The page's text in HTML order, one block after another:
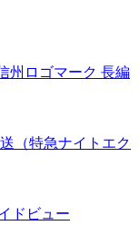
州ロゴマーク 長編
（特急ナイトエク
ドビュー